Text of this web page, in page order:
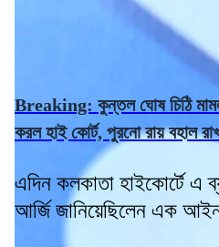
Breaking: কুন্তল ঘোষ চিঠি মামলায় অভিষেকের আবেদন খারিজ
করল হাই কোর্ট, পুরনো রায় বহাল
এদিন কলকাতা হাইকোর্টে এ
আর্জি জানিয়েছিলেন এক